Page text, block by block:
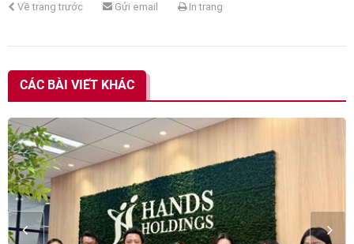
Về trang trước Gửi email In trang
CÁC BÀI VIẾT KHÁC